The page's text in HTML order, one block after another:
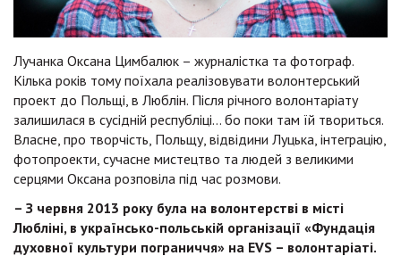
Лучанка Оксана Цимбалюк – журналістка та фотограф.
Кілька років тому поїхала реалізовувати волонтерський
проект до Польщі, в Люблін. Після річного волонтаріату
залишилася в сусідній республіці… бо поки там їй твориться.
Власне, про творчість, Польщу, відвідини Луцька, інтеграцію,
фотопроекти, сучасне мистецтво та людей з великими
серцями Оксана розповіла під час розмови.
– З червня 2013 року була на волонтерстві в місті
Любліні, в українсько-польській організації «Фундація
духовної культури пограниччя» на EVS – волонтаріаті.